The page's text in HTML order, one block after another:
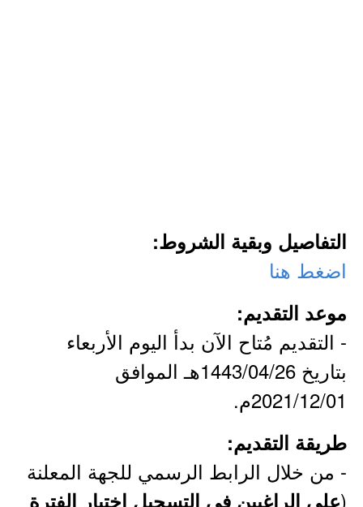
التفاصيل وبقية الشروط:
اضغط هنا
موعد التقديم:
- التقديم مُتاح الآن بدأ اليوم الأربعاء
بتاريخ 1443/04/26هـ الموافق
2021/12/01م.
طريقة التقديم:
- من خلال الرابط الرسمي للجهة المعلنة
(على الراغبين في التسجيل إختيار الفترة